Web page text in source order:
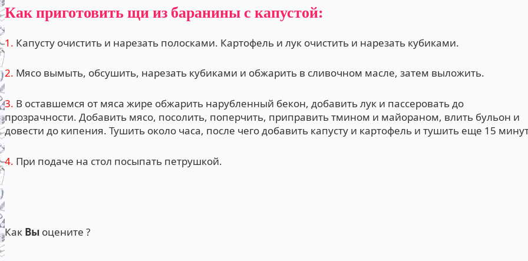
Как приготовить щи из баранины с капустой:
1. Капусту очистить и нарезать полосками. Картофель и лук очистить и нарезать кубиками.
2. Мясо вымыть, обсушить, нарезать кубиками и обжарить в сливочном масле, затем выложить.
3. В оставшемся от мяса жире обжарить нарубленный бекон, добавить лук и пассеровать до
прозрачности. Добавить мясо, посолить, поперчить, приправить тмином и майораном, влить бульон и
довести до кипения. Тушить около часа, после чего добавить капусту и картофель и тушить еще 15
4. При подаче на стол посыпать петрушкой.
Как Вы оцените ?